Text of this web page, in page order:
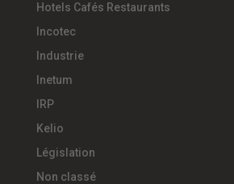
Hotels Cafés Restaurants
Incotec
Industrie
Inetum
IRP
Kelio
Législation
Non classé